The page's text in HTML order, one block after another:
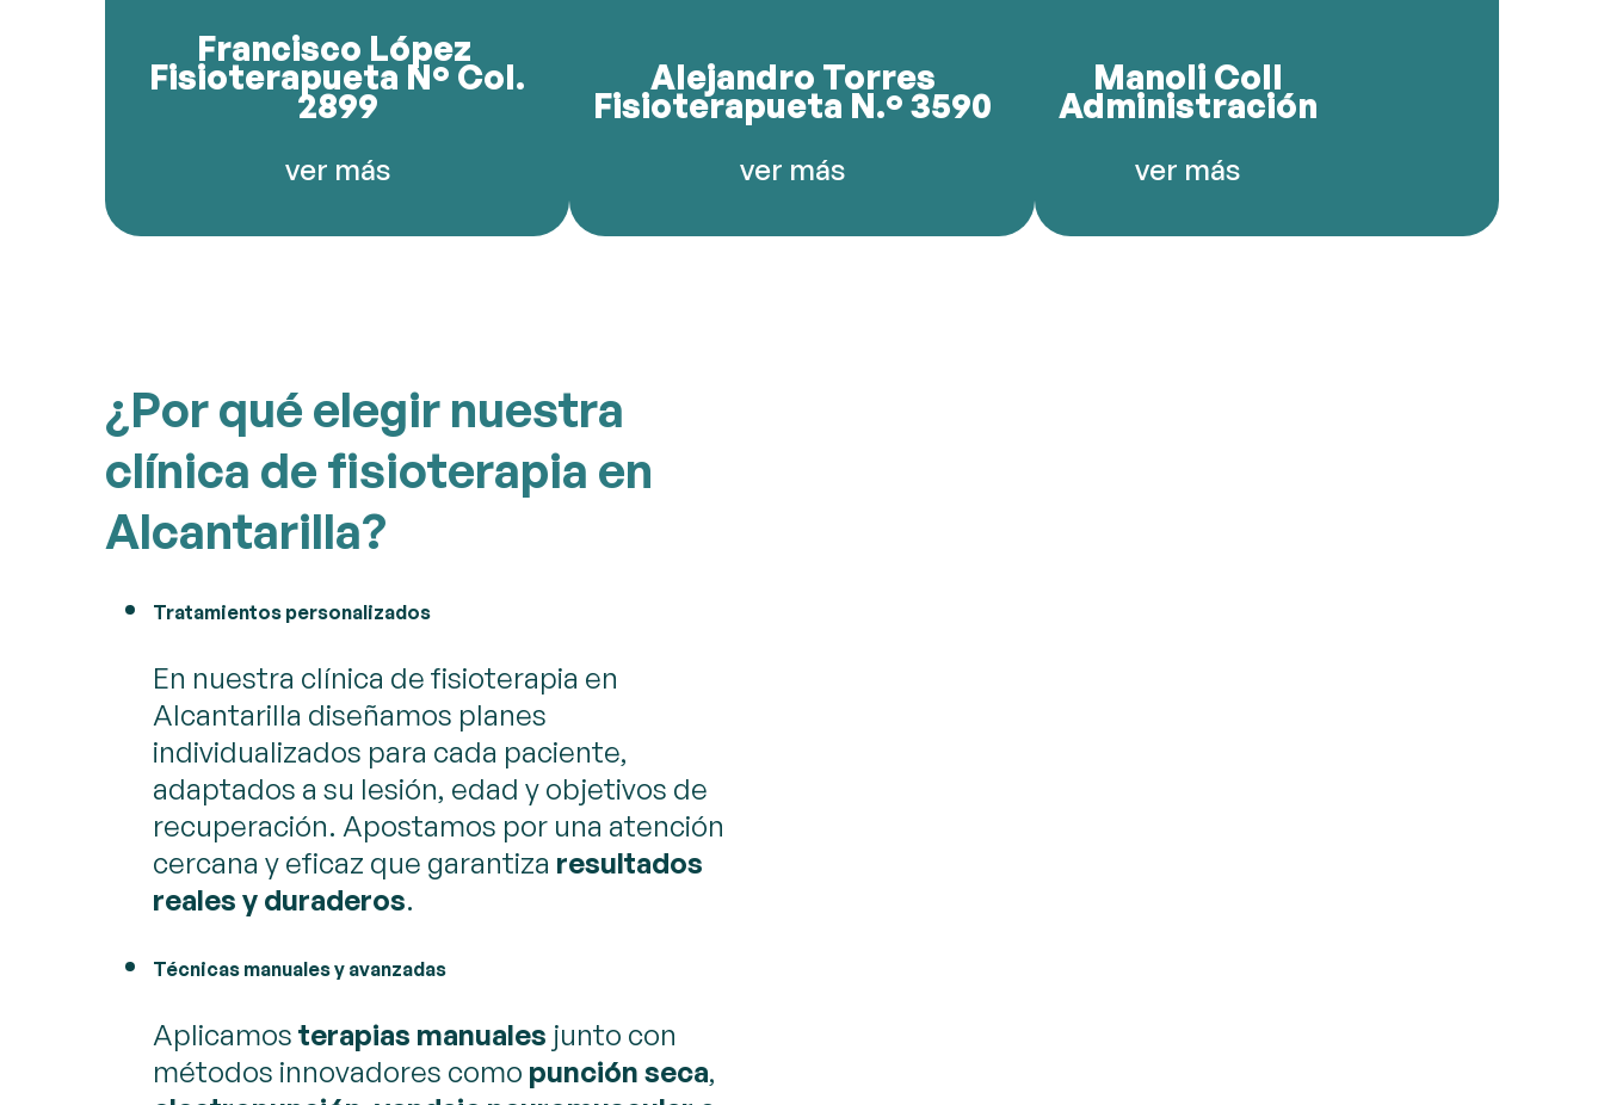
Francisco López
Fisioterapueta Nº Col.
2899
ver más
Alejandro Torres
Fisioterapueta N.º 3590
ver más
Manoli Coll
Administración
ver más
¿Por qué elegir nuestra
clínica de fisioterapia en
Alcantarilla?
Tratamientos personalizados
En nuestra clínica de fisioterapia en
Alcantarilla diseñamos planes
individualizados para cada paciente,
adaptados a su lesión, edad y objetivos de
recuperación. Apostamos por una atención
cercana y eficaz que garantiza resultados
reales y duraderos.
Técnicas manuales y avanzadas
Aplicamos terapias manuales junto con
métodos innovadores como punción seca,